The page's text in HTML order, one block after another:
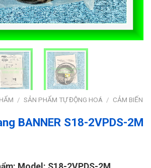
/ SẢN PHẨM TỰ ĐỘNG HOÁ / CẢM BIẾN
BANNER S18-2VPDS-2M